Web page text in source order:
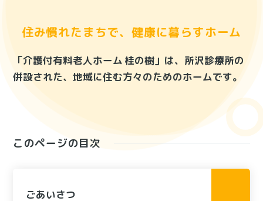
住み慣れたまちで、健康に暮らすホーム
「介護付有料老人ホーム 桂の樹」は、所沢診療所の
併設された、地域に住む方々のためのホームです。
このページの目次
ごあいさつ